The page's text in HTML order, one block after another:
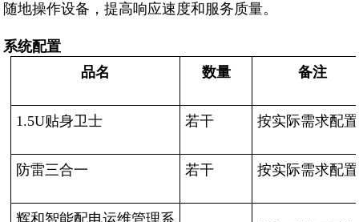
随地操作设备，提高响应速度和服务质量。
系统配置
品名
数量 备注
1.5U贴身卫士 若干 按实际需求配置
防雷三合一 若干 按实际需求配置